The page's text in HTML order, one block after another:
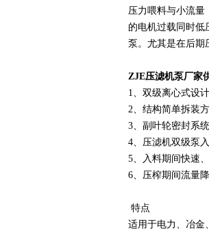
压力喂料与小流量
的电机过载同时低
泵。尤其是在后期
ZJE压滤机泵厂家
1、双级离心式设
2、结构简单拆装
3、副叶轮密封系
4、压滤机双级泵
5、入料期间快速
6、压榨期间流量
特点
适用于电力、冶金